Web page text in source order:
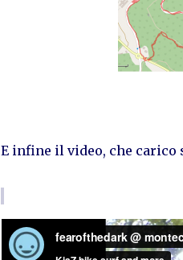
E infine il video, che